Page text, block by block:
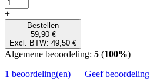
+
Bestellen
59,90 €
Excl. BTW: 49,50 €
Algemene beoordeling: 5 (100%)
1 beoordeling(en)
Geef beoordeling